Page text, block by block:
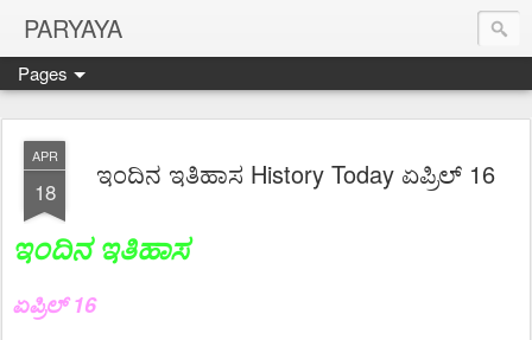
PARYAYA
Pages
APR
18
ಇಂದಿನ ಇತಿಹಾಸ History Today ಏಪ್ರಿಲ್ 16
ಇಂದಿನ ಇತಿಹಾಸ
ಏಪ್ರಿಲ್ 16